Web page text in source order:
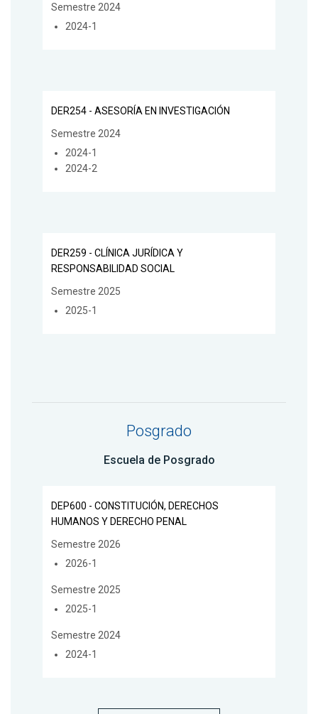
Semestre 2024
2024-1
DER254 - ASESORÍA EN INVESTIGACIÓN
Semestre 2024
2024-1
2024-2
DER259 - CLÍNICA JURÍDICA Y
RESPONSABILIDAD SOCIAL
Semestre 2025
2025-1
Posgrado
Escuela de Posgrado
DEP600 - CONSTITUCIÓN, DERECHOS
HUMANOS Y DERECHO PENAL
Semestre 2026
2026-1
Semestre 2025
2025-1
Semestre 2024
2024-1